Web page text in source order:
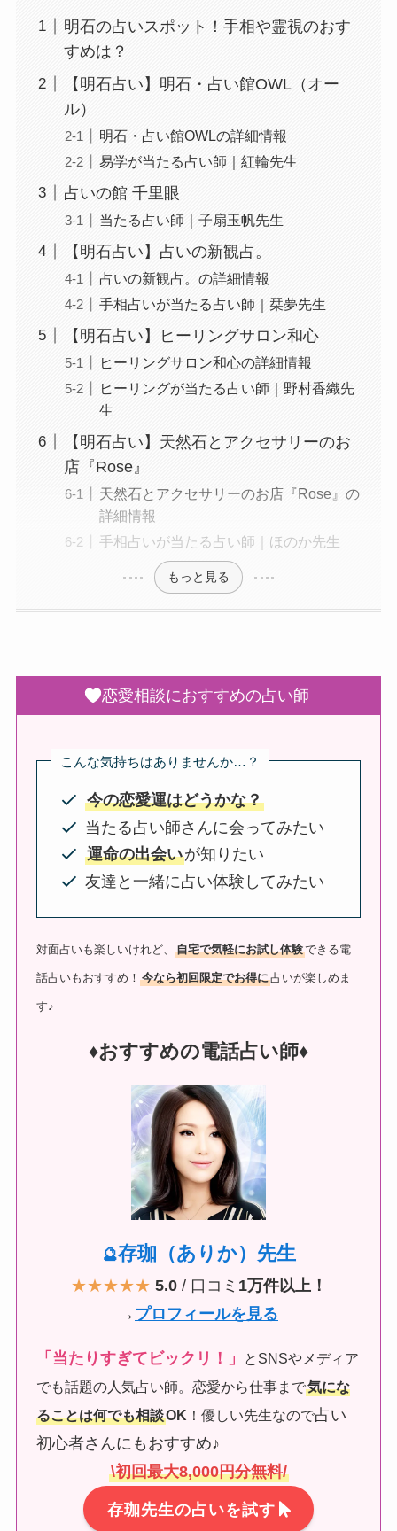
明石の占いスポット！手相や霊視のおす
すめは？
【明石占い】明石・占い館OWL（オー
ル）
明石・占い館OWLの詳細情報
易学が当たる占い師｜紅輪先生
占いの館 千里眼
当たる占い師｜子扇玉帆先生
【明石占い】占いの新観占。
占いの新観占。の詳細情報
手相占いが当たる占い師｜栞夢先生
【明石占い】ヒーリングサロン和心
ヒーリングサロン和心の詳細情報
ヒーリングが当たる占い師｜野村香織先
生
【明石占い】天然石とアクセサリーのお
店『Rose』
天然石とアクセサリーのお店『Rose』の
詳細情報
手相占いが当たる占い師｜ほのか先生
もっと見る
恋愛相談におすすめの占い師
こんな気持ちはありませんか…？
今の恋愛運はどうかな？
当たる占い師さんに会ってみたい
運命の出会いが知りたい
友達と一緒に占い体験してみたい
対面占いも楽しいけれど、自宅で気軽にお試し体験できる電
話占いもおすすめ！今なら初回限定でお得に占いが楽しめま
す♪
♦︎おすすめの電話占い師♦︎
🔮存珈（ありか）先生
★★★★★ 5.0/ 口コミ 1万件以上！
→ プロフィールを見る
「当たりすぎてビックリ！」
とSNSやメディア
でも話題の人気占い師。恋愛から仕事まで気にな
ることは何でも相談OK ！優しい先生なので占い
初心者さんにもおすすめ♪
\初回最大8,000円分無料/
存珈先生の占いを試す